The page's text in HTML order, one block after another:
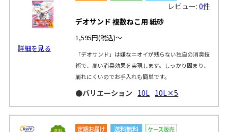
詳細を見る
レビュー:0件
デオサンド 複数ねこ用 紙砂
1,595円(税込)～
「デオサンド」は嫌なニオイが残らない独自の消臭技
術で、高い消臭効果を実現します。しっかり固まり、
崩れにくいのでお手入れも簡単です。
●バリエーション 10L 10L×5